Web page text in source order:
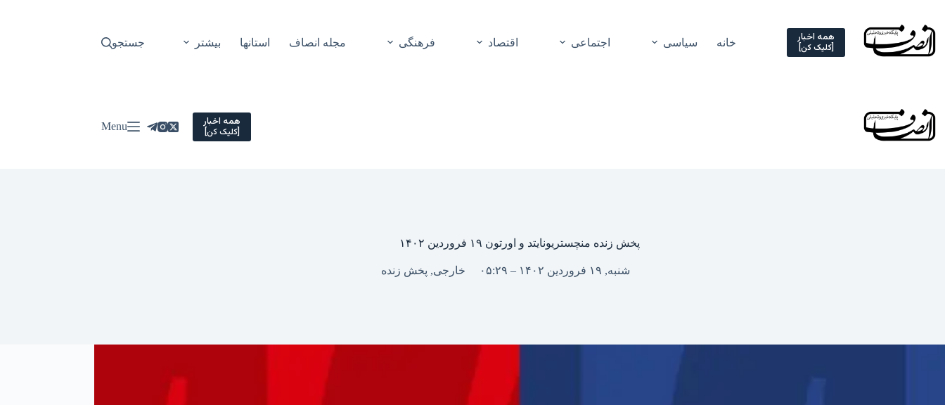
content
همه اخبار
[کلیک کن] خانه سیاسی اجتماعی اقتصاد فرهنگی مجله انصاف استانها بیشتر جستجو
همه اخبار
[کلیک کن] Menu
پخش زنده منچستریونایتد و اورتون ۱۹ فروردین ۱۴۰۲
شنبه, ۱۹ فروردین ۱۴۰۲ – ۰۵:۲۹ خارجی, پخش زنده